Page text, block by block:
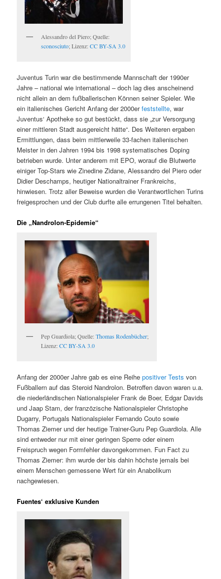
Alessandro del Piero; Quelle:
sconosciuto; Lizenz:CC BY-SA 3.0
Juventus Turin war die bestimmende Mannschaft der 1990er
Jahre – national wie international – doch lag dies anscheinend
nicht allein an dem fußballerischen Können seiner Spieler. Wie
ein italienisches Gericht Anfang der 2000erfeststellte, war
Juventus‘ Apotheke so gut bestückt, dass sie „zur Versorgung
einer mittleren Stadt ausgereicht hätte“. Des Weiteren ergaben
Ermittlungen, dass beim mittlerweile 33-fachen italienischen
Meister in den Jahren 1994 bis 1998 systematisches Doping
betrieben wurde. Unter anderem mit EPO, worauf die Blutwerte
einiger Top-Stars wie Zinedine Zidane, Alessandro del Piero oder
Didier Deschamps, heutiger Nationaltrainer Frankreichs,
hinwiesen. Trotz aller Beweise wurden die Verantwortlichen Turins
freigesprochen und der Club durfte alle errungenen Titel behalten.
Die „Nandrolon-Epidemie“
Pep Guardiola; Quelle:Thomas Rodenbücher;
Lizenz:CC BY-SA 3.0
Anfang der 2000er Jahre gab es eine Reihepositiver Tests von
Fußballern auf das Steroid Nandrolon. Betroffen davon waren u.a.
die niederländischen Nationalspieler Frank de Boer, Edgar Davids
und Jaap Stam, der franzözische Nationalspieler Christophe
Dugarry, Portugals Nationalspieler Fernando Couto sowie
Thomas Ziemer und der heutige Trainer-Guru Pep Guardiola. Alle
sind entweder nur mit einer geringen Sperre oder einem
Freispruch wegen Formfehler davongekommen. Fun Fact zu
Thomas Ziemer: ihm wurde der bis dahin höchste jemals bei
einem Menschen gemessene Wert für ein Anabolikum
nachgewiesen.
Fuentes‘ exklusive Kunden